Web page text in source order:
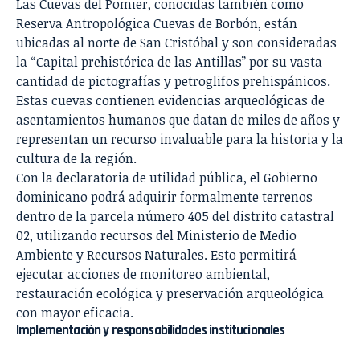
Las Cuevas del Pomier, conocidas también como
Reserva Antropológica Cuevas de Borbón, están
ubicadas al norte de San Cristóbal y son consideradas
la “Capital prehistórica de las Antillas” por su vasta
cantidad de pictografías y petroglifos prehispánicos.
Estas cuevas contienen evidencias arqueológicas de
asentamientos humanos que datan de miles de años y
representan un recurso invaluable para la historia y la
cultura de la región.
Con la declaratoria de utilidad pública, el Gobierno
dominicano podrá adquirir formalmente terrenos
dentro de la parcela número 405 del distrito catastral
02, utilizando recursos del Ministerio de Medio
Ambiente y Recursos Naturales. Esto permitirá
ejecutar acciones de monitoreo ambiental,
restauración ecológica y preservación arqueológica
con mayor eficacia.
Implementación y responsabilidades institucionales